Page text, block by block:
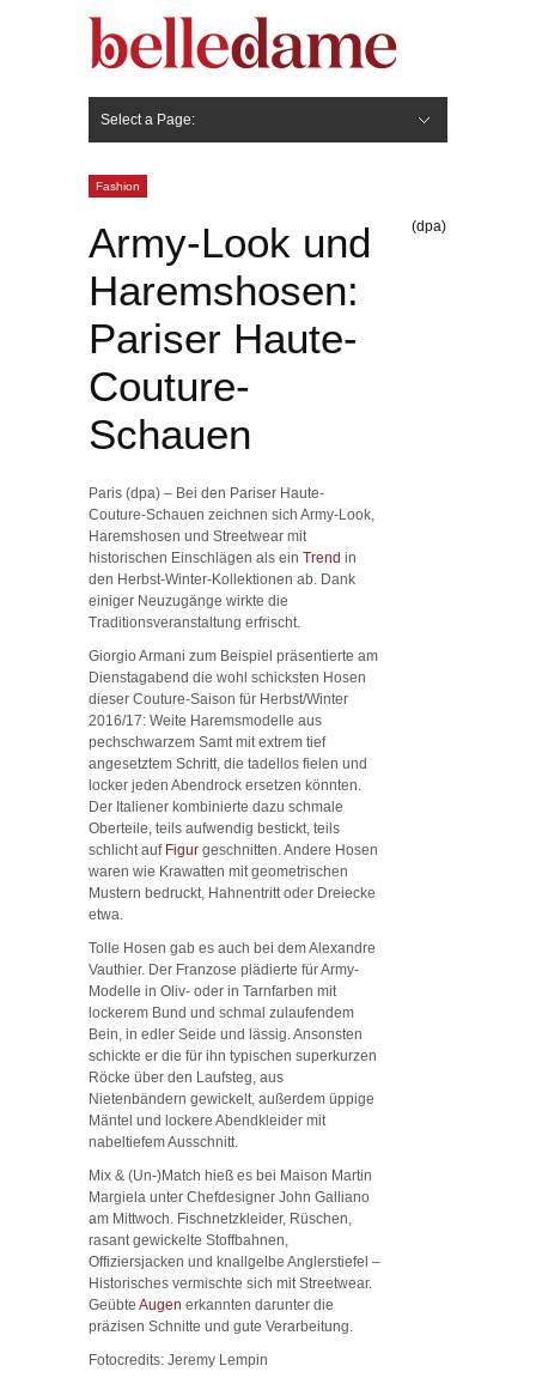
Select a Page:
Fashion
Army-Look und
Haremshosen:
Pariser Haute-
Couture-
Schauen
(dpa)
Paris (dpa) – Bei den Pariser Haute-
Couture-Schauen zeichnen sich Army-Look,
Haremshosen und Streetwear mit
historischen Einschlägen als ein Trend in
den Herbst-Winter-Kollektionen ab. Dank
einiger Neuzugänge wirkte die
Traditionsveranstaltung erfrischt.
Giorgio Armani zum Beispiel präsentierte am
Dienstagabend die wohl schicksten Hosen
dieser Couture-Saison für Herbst/Winter
2016/17: Weite Haremsmodelle aus
pechschwarzem Samt mit extrem tief
angesetztem Schritt, die tadellos fielen und
locker jeden Abendrock ersetzen könnten.
Der Italiener kombinierte dazu schmale
Oberteile, teils aufwendig bestickt, teils
schlicht auf Figur geschnitten. Andere Hosen
waren wie Krawatten mit geometrischen
Mustern bedruckt, Hahnentritt oder Dreiecke
etwa.
Tolle Hosen gab es auch bei dem Alexandre
Vauthier. Der Franzose plädierte für Army-
Modelle in Oliv- oder in Tarnfarben mit
lockerem Bund und schmal zulaufendem
Bein, in edler Seide und lässig. Ansonsten
schickte er die für ihn typischen superkurzen
Röcke über den Laufsteg, aus
Nietenbändern gewickelt, außerdem üppige
Mäntel und lockere Abendkleider mit
nabeltiefem Ausschnitt.
Mix & (Un-)Match hieß es bei Maison Martin
Margiela unter Chefdesigner John Galliano
am Mittwoch. Fischnetzkleider, Rüschen,
rasant gewickelte Stoffbahnen,
Offiziersjacken und knallgelbe Anglerstiefel –
Historisches vermischte sich mit Streetwear.
Geübte Augen erkannten darunter die
präzisen Schnitte und gute Verarbeitung.
Fotocredits: Jeremy Lempin